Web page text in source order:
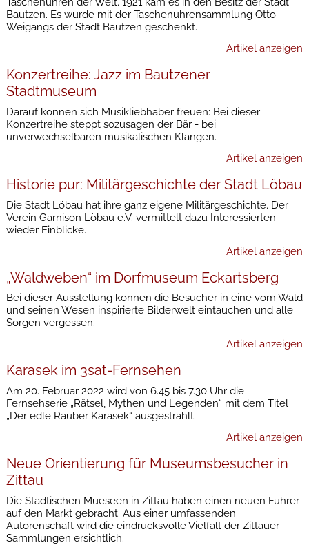
Bautzen. Es wurde mit der Taschenuhrensammlung Otto
Weigangs der Stadt Bautzen geschenkt.
Artikel anzeigen
Konzertreihe: Jazz im Bautzener
Stadtmuseum
Darauf können sich Musikliebhaber freuen: Bei dieser
Konzertreihe steppt sozusagen der Bär - bei
unverwechselbaren musikalischen Klängen.
Artikel anzeigen
Historie pur: Militärgeschichte der Stadt Löbau
Die Stadt Löbau hat ihre ganz eigene Militärgeschichte. Der
Verein Garnison Löbau e.V. vermittelt dazu Interessierten
wieder Einblicke.
Artikel anzeigen
„Waldweben“ im Dorfmuseum Eckartsberg
Bei dieser Ausstellung können die Besucher in eine vom Wald
und seinen Wesen inspirierte Bilderwelt eintauchen und alle
Sorgen vergessen.
Artikel anzeigen
Karasek im 3sat-Fernsehen
Am 20. Februar 2022 wird von 6.45 bis 7.30 Uhr die
Fernsehserie „Rätsel, Mythen und Legenden“ mit dem Titel
„Der edle Räuber Karasek“ ausgestrahlt.
Artikel anzeigen
Neue Orientierung für Museumsbesucher in
Zittau
Die Städtischen Mueseen in Zittau haben einen neuen Führer
auf den Markt gebracht. Aus einer umfassenden
Autorenschaft wird die eindrucksvolle Vielfalt der Zittauer
Sammlungen ersichtlich.